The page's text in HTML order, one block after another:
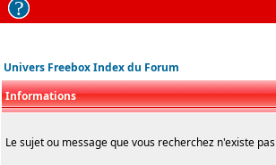
Univers Freebox Index du Forum
Informations
Le sujet ou message que vous recherchez n'existe pas